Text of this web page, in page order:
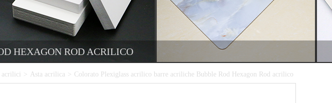
HEXAGON ROD ACRILICO
acrilici > Asta acrilica > Colorato Plexiglass acrilico barre acriliche Bubble Rod Hexagon Rod acrilico